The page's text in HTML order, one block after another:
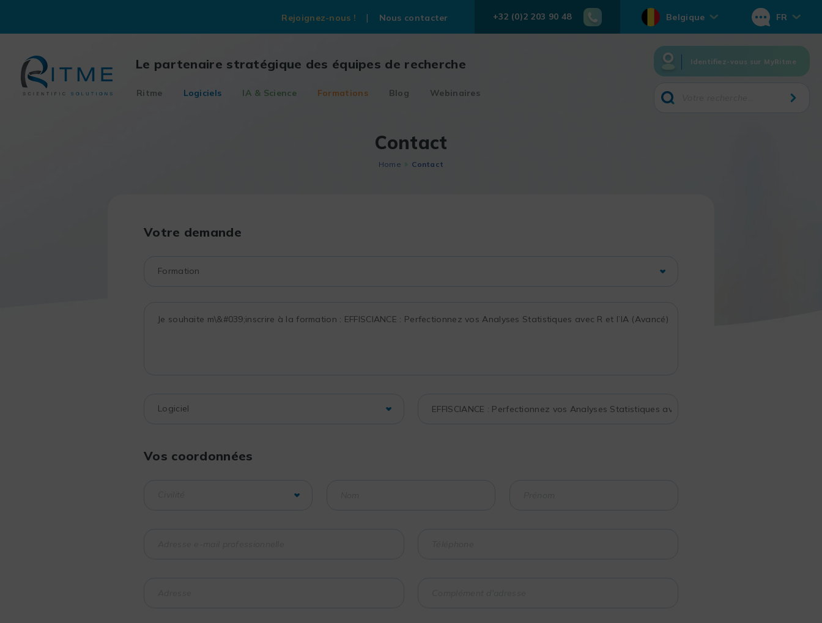
content
Rejoignez-nous ! Nous contacter +32 (0)2 203 90 48 Belgique FR
Le partenaire stratégique des équipes de recherche
Ritme Logiciels IA & Science Formations Blog Webinaires
Identifiez-vous sur MyRitme
Contact
Home Contact
Votre demande
Vos coordonnées